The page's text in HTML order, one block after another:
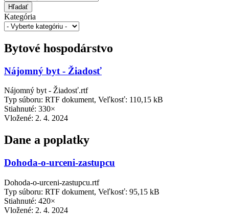
Hľadať
Kategória
Bytové hospodárstvo
Nájomný byt - Žiadosť
Nájomný byt - Žiadosť.rtf
Typ súboru: RTF dokument, Veľkosť: 110,15 kB
Stiahnuté: 330×
Vložené: 2. 4. 2024
Dane a poplatky
Dohoda-o-urceni-zastupcu
Dohoda-o-urceni-zastupcu.rtf
Typ súboru: RTF dokument, Veľkosť: 95,15 kB
Stiahnuté: 420×
Vložené: 2. 4. 2024